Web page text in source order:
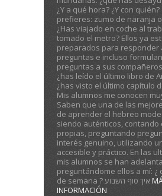
¿Y a qué hora? ¿Y con quién?
prefieres: zumo de naranja
¿Has viajado en coche al
tomado el metro? Ellos ya
preparados para responder
preguntas e incluso
preguntas a sus
¿has leído el último libro de
¿has visto el último capítulo
Mis alumnos me conocen
Saben que una de las
de aprender el hebreo
siendo auténticos, contando
propias, preguntando
interés genuino, utilizando
accesible y práctico. En las
mis alumnos se han
preguntándome ellos a mí: ¿
INFORMACIÓN